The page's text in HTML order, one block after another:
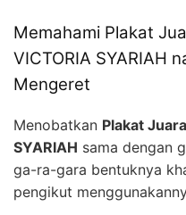
Memahami Plakat
VICTORIA SYARIAH
Mengeret
Menobatkan Plakat
SYARIAH sama dengan
ga-ra-gara bentuknya
pengikut